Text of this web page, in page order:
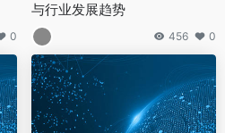
0
与行业发展趋势
456 0